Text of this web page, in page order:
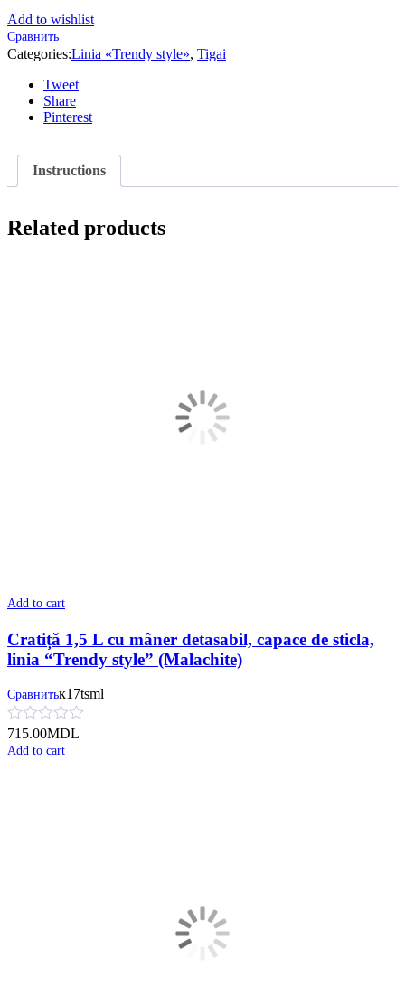
Add to wishlist
Сравнить
Categories:Linia «Trendy style», Tigai
Tweet
Share
Pinterest
Instructions
Related products
Add to cart
Cratiță 1,5 L cu mâner detasabil, сapace de sticla,
linia “Trendy style” (Malachite)
Сравнитьк17tsml
715.00MDL
Add to cart